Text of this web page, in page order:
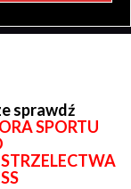
sprawdź
SPORTU